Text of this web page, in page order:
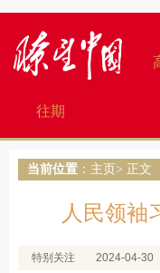
往期
当前位置 ： 主页 > 正文
人民领袖
特别关注 2024-04-30